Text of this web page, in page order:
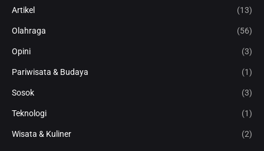
Artikel (13)
Olahraga (56)
Opini (3)
Pariwisata & Budaya (1)
Sosok (3)
Teknologi (1)
Wisata & Kuliner (2)